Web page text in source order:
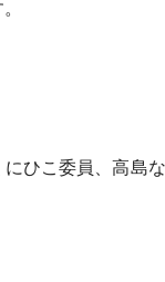
ひこ委員、高島